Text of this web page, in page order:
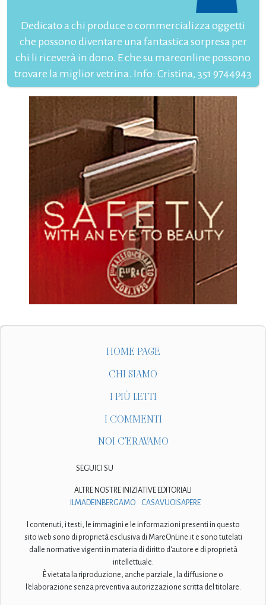
Dedicato a chi produce o commercializza oggetti
che possono diventare una fantastica sorpresa per
chi li riceverà in dono. E che su mareonline possono
trovare la miglior vetrina. Info: Cristina, 351 9744943
HOME PAGE
CHI SIAMO
I PIÙ LETTI
I COMMENTI
NOI C'ERAVAMO
SEGUICI SU
ALTRE NOSTRE INIZIATIVE EDITORIALI
ILMADEINBERGAMO
CASAVUOISAPERE
I contenuti, i testi, le immagini e le informazioni presenti in questo
sito web sono di proprietà esclusiva di MareOnLine.it e sono tutelati
dalle normative vigenti in materia di diritto d'autore e di proprietà
intellettuale.
È vietata la riproduzione, anche parziale, la diffusione o
l'elaborazione senza preventiva autorizzazione scritta del titolare.